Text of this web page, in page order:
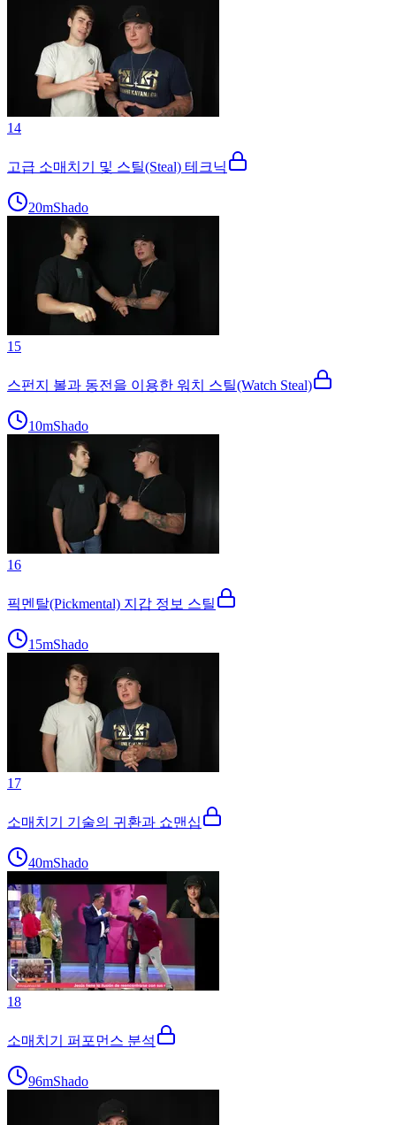
14
고급 소매치기 및 스틸(Steal) 테크닉
20mShado
15
스펀지 볼과 동전을 이용한 워치 스틸(Watch Steal)
10mShado
16
픽멘탈(Pickmental) 지갑 정보 스틸
15mShado
17
소매치기 기술의 귀환과 쇼맨십
40mShado
18
소매치기 퍼포먼스 분석
96mShado